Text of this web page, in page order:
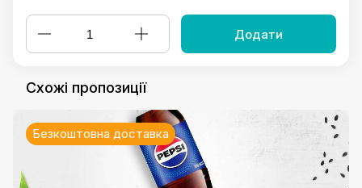
Додати
Схожі пропозиції
Безкоштовна доставка